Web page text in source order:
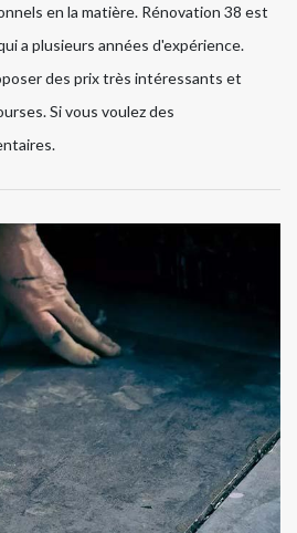
en la matière. Rénovation 38 est
a plusieurs années d'expérience.
des prix très intéressants et
Si vous voulez des